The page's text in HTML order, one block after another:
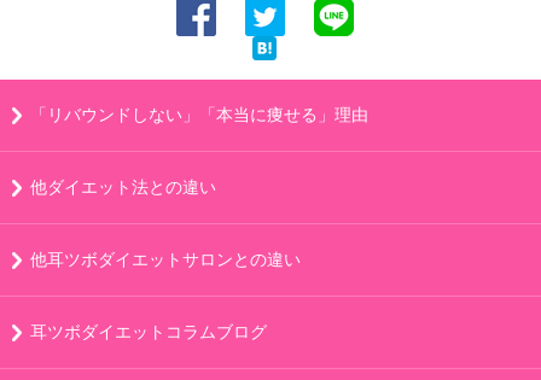
「リバウンドしない」「本当に痩せる」理由
他ダイエット法との違い
他耳ツボダイエットサロンとの違い
耳ツボダイエットコラムブログ